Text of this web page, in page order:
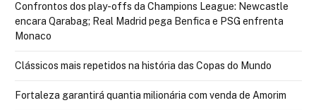
Confrontos dos play-offs da Champions League: Newcastle
encara Qarabag; Real Madrid pega Benfica e PSG enfrenta
Monaco
Clássicos mais repetidos na história das Copas do Mundo
Fortaleza garantirá quantia milionária com venda de Amorim